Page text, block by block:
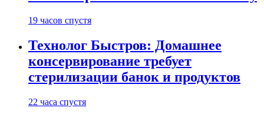
19 часов спустя
Технолог Быстров: Домашнее
консервирование требует
стерилизации банок и продуктов
22 часа спустя